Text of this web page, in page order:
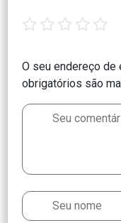
O seu endereço de
obrigatórios são
star stars stars stars stars